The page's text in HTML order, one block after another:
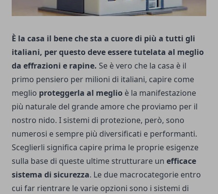
È la casa il bene che sta a cuore di più a tutti gli
italiani, per questo deve essere tutelata al meglio
da effrazioni e rapine. Se è vero che la casa è il
primo pensiero per milioni di italiani, capire come
meglio proteggerla al meglio è la manifestazione
più naturale del grande amore che proviamo per il
nostro nido. I sistemi di protezione, però, sono
numerosi e sempre più diversificati e performanti.
Sceglierli significa capire prima le proprie esigenze
sulla base di queste ultime strutturare un efficace
sistema di sicurezza. Le due macrocategorie entro
cui far rientrare le varie opzioni sono i sistemi di